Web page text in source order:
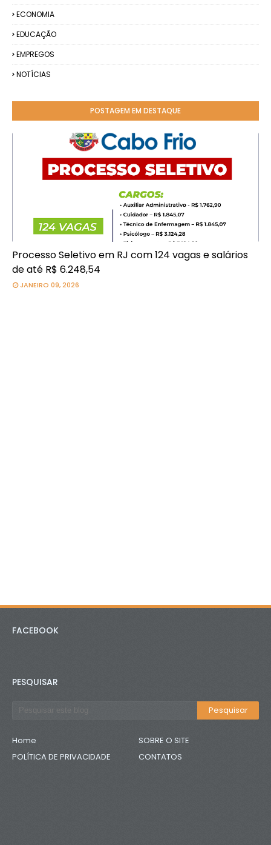
ECONOMIA
EDUCAÇÃO
EMPREGOS
NOTÍCIAS
POSTAGEM EM DESTAQUE
Processo Seletivo em RJ com 124 vagas e salários
de até R$ 6.248,54
JANEIRO 09, 2026
FACEBOOK
PESQUISAR
Home
SOBRE O SITE
POLÍTICA DE PRIVACIDADE
CONTATOS